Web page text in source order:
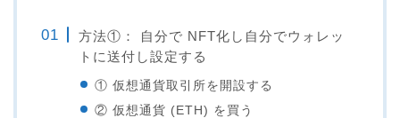
方法①： 自分で NFT化し自分でウォレッ
トに送付し設定する
① 仮想通貨取引所を開設する
② 仮想通貨 (ETH) を買う